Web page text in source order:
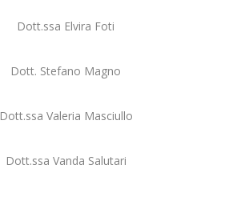
Dott.ssa Elvira Foti
Dott. Stefano Magno
Dott.ssa Valeria Masciullo
Dott.ssa Vanda Salutari